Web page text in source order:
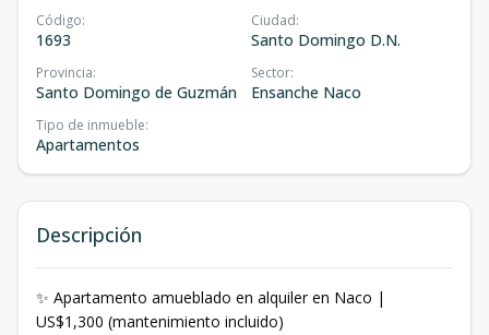
Código:
1693
Ciudad:
Santo Domingo D.N.
Provincia:
Santo Domingo de Guzmán
Sector:
Ensanche Naco
Tipo de inmueble:
Apartamentos
Descripción
✨ Apartamento amueblado en alquiler en Naco |
US$1,300 (mantenimiento incluido)